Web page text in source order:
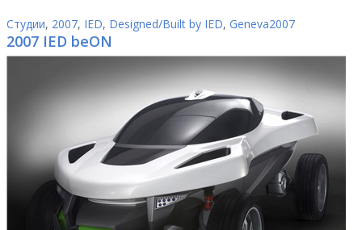
Студии, 2007, IED, Designed/Built by IED, Geneva2007
2007 IED beON